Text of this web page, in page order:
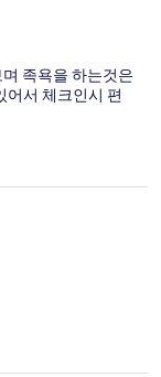
족욕을 하는것은
어서 체크인시 편